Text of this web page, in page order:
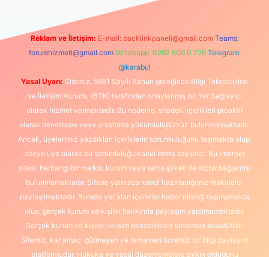
Reklam ve İletişim: E-mail: backlinkpaneli@gmail.com Teams:
forumhizmeti@gmail.com Whatsapp: 0262 606 0 726 Telegram:
@karabul
Yasal Uyarı: Sitemiz, 5651 Sayılı Kanun gereğince Bilgi Teknolojileri
ve İletişim Kurumu (BTK) tarafından onaylanmış bir Yer Sağlayıcı
olarak hizmet vermektedir. Bu nedenle, sitedeki içerikleri proaktif
olarak denetleme veya araştırma yükümlülüğümüz bulunmamaktadır.
Ancak, üyelerimiz yazdıkları içeriklerin sorumluluğunu taşımakta olup,
siteye üye olarak bu sorumluluğu kabul etmiş sayılırlar. Bu internet
sitesi, herhangi bir marka, kurum veya şahıs şirketi ile hiçbir bağlantısı
bulunmamaktadır. Sitede yalnızca kendi hazırladığımız makaleler
paylaşılmaktadır. Burada yer alan içerikler haber niteliği taşımamakta
olup, gerçek kurum ve kişiler hakkında paylaşım yapılmamaktadır.
Gerçek kurum ve kişiler ile isim benzerlikleri tamamen tesadüfidir.
Sitemiz, kar amacı gütmeyen ve tamamen ücretsiz bir bilgi paylaşım
platformudur. Hukuka ve yasal düzenlemelere aykırı olduğunu